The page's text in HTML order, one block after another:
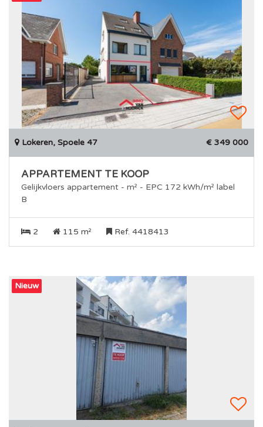
Lokeren, Spoele 47 € 349 000
APPARTEMENT TE KOOP
Gelijkvloers appartement - m² - EPC 172 kWh/m² label
B
2 115 m² Ref. 4418413
Nieuw